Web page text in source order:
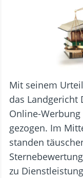
Mit seinem
das Landgericht
Online-
gezogen. Im
standen
zu